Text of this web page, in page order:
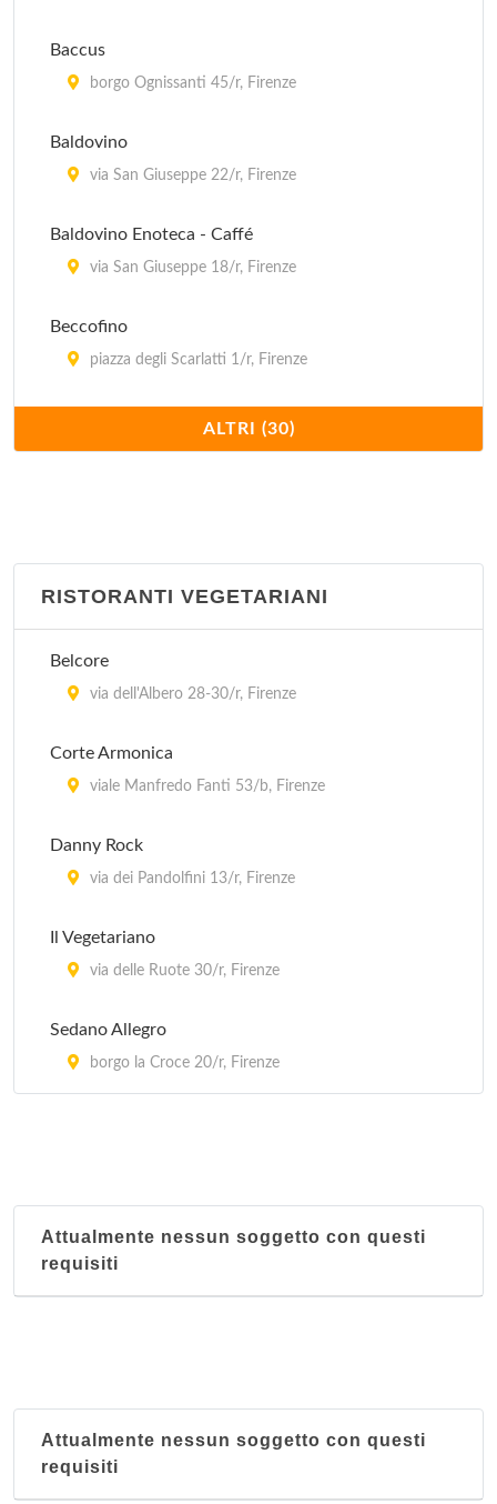
Orcagna
piazza della Signoria 1/r, Firenze
Baccus
borgo Ognissanti 45/r, Firenze
Baldovino
via San Giuseppe 22/r, Firenze
Baldovino Enoteca - Caffé
via San Giuseppe 18/r, Firenze
Beccofino
piazza degli Scarlatti 1/r, Firenze
via Serragli 78/r, Firenze
Caffé Concerto
Cantinetta dei Verrazzano
Cantinone
Capocaccia - Wine e Sushi Bar
ALTRI (30)
RISTORANTI VEGETARIANI
Belcore
via dell'Albero 28-30/r, Firenze
Corte Armonica
viale Manfredo Fanti 53/b, Firenze
Danny Rock
via dei Pandolfini 13/r, Firenze
Il Vegetariano
via delle Ruote 30/r, Firenze
Sedano Allegro
borgo la Croce 20/r, Firenze
Attualmente nessun soggetto con questi
requisiti
Attualmente nessun soggetto con questi
requisiti